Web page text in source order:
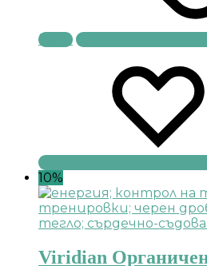
Купи
10%
Viridian